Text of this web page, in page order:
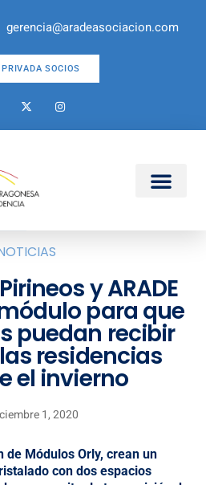
gerencia@aradeasociacion.com
SOCIOS
y ARADE
para que
puedan recibir
residencias
el invierno
1, 2020
de Módulos Orly, crean un
con dos espacios